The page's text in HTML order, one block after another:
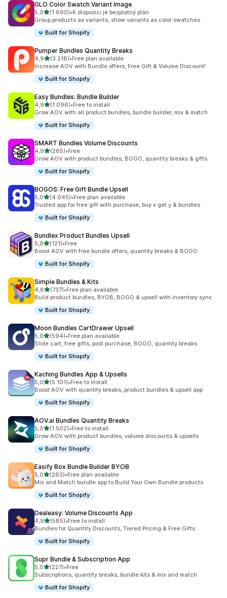
GLO Color Swatch Variant Image
5,0z 5 hvězd
(1 690)
Celkový počet recenzí: 1690
•K dispozici je bezplatný plán
Group products as variants, show variants as color swatches
Built for Shopify
Pumper Bundles Quantity Breaks
4,9z 5 hvězd
(3 218)
Celkový počet recenzí: 3218
•Free plan available
Increase AOV with Bundle offers, Free Gift & Volume Discount!
Built for Shopify
Easy Bundles: Bundle Builder
4,9z 5 hvězd
(1 096)
Celkový počet recenzí: 1096
•Free to install
Grow AOV with all product bundles, bundle builder, mix & match
Built for Shopify
SMART Bundles Volume Discounts
4,9z 5 hvězd
(265)
Celkový počet recenzí: 265
•Free
Grow AOV with product bundles, BOGO, quantity breaks & gifts
Built for Shopify
BOGOS: Free Gift Bundle Upsell
5,0z 5 hvězd
(4 045)
Celkový počet recenzí: 4045
•Free plan available
Trusted app for free gift with purchase, buy x get y & bundles
Built for Shopify
Bundlex Product Bundles Upsell
5,0z 5 hvězd
(121)
Celkový počet recenzí: 121
•Free
Boost AOV with free bundle offers, quantity breaks & BOGO
Built for Shopify
Simple Bundles & Kits
4,8z 5 hvězd
(737)
Celkový počet recenzí: 737
•Free plan available
Build product bundles, BYOB, BOGO & upsell with inventory sync
Built for Shopify
Moon Bundles CartDrawer Upsell
5,0z 5 hvězd
(594)
Celkový počet recenzí: 594
•Free plan available
Slide cart, free gifts, post purchase, BOGO, quantity breaks
Built for Shopify
Kaching Bundles App & Upsells
5,0z 5 hvězd
(5 101)
Celkový počet recenzí: 5101
•Free to install
Boost AOV with quantity breaks, product bundles & upsell app
Built for Shopify
AOV.ai Bundles Quantity Breaks
5,0z 5 hvězd
(1 502)
Celkový počet recenzí: 1502
•Free to install
Grow AOV with product bundles, volume discounts & upsells
Built for Shopify
Easify Box Bundle Builder BYOB
5,0z 5 hvězd
(263)
Celkový počet recenzí: 263
•Free plan available
Mix and Match bundle app to Build Your Own Bundle products
Built for Shopify
Dealeasy: Volume Discounts App
4,9z 5 hvězd
(585)
Celkový počet recenzí: 585
•Free to install
Bundles for Quantity Discounts, Tiered Pricing & Free Gifts.
Built for Shopify
Supr Bundle & Subscription App
5,0z 5 hvězd
(227)
Celkový počet recenzí: 227
•Free
Subscriptions, quantity breaks, bundle kits & mix and match
Built for Shopify